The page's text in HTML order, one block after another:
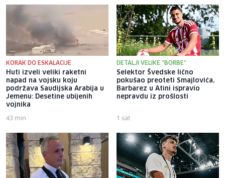
KORAK DO ESKALACIJE
Huti izveli veliki raketni
napad na vojsku koju
podržava Saudijska Arabija u
Jemenu: Desetine ubijenih
vojnika
43 min
DETALJI VELIKE "BORBE"
Selektor Švedske lično
pokušao preoteti Smajlovića,
Barbarez u Atini ispravio
nepravdu iz prošlosti
1 sat